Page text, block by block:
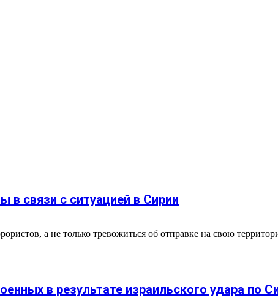
в связи с ситуацией в Сирии
а не только тревожиться об отправке на свою
в результате израильского удара по